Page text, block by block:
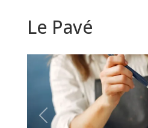
Le Pavé
Précédente